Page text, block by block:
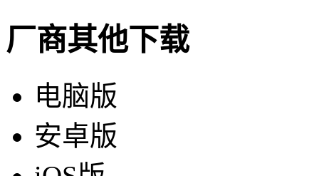
厂商其他下载
电脑版
安卓版